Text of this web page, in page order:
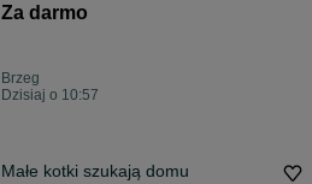
Za darmo
Brzeg
Dzisiaj o 10:57
Małe kotki szukają domu